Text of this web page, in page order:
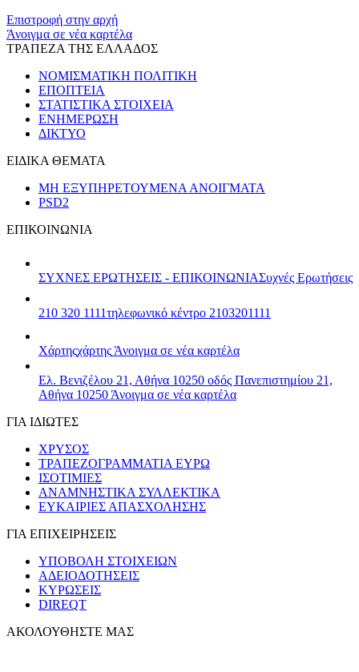
Επιστροφή στην αρχή
Άνοιγμα σε νέα καρτέλα
ΤΡΑΠΕΖΑ ΤΗΣ ΕΛΛΑΔΟΣ
ΝΟΜΙΣΜΑΤΙΚΗ ΠΟΛΙΤΙΚΗ
ΕΠΟΠΤΕΙΑ
ΣΤΑΤΙΣΤΙΚΑ ΣΤΟΙΧΕΙΑ
ΕΝΗΜΕΡΩΣΗ
ΔΙΚΤΥΟ
ΕΙΔΙΚΑ ΘΕΜΑΤΑ
ΜΗ ΕΞΥΠΗΡΕΤΟΥΜΕΝΑ ΑΝΟΙΓΜΑΤΑ
PSD2
ΕΠΙΚΟΙΝΩΝΙΑ
ΣΥΧΝΕΣ ΕΡΩΤΗΣΕΙΣ - ΕΠΙΚΟΙΝΩΝΙΑΣυχνές Ερωτήσεις
210 320 1111τηλεφωνικό κέντρο 2103201111
Χάρτηςχάρτης Άνοιγμα σε νέα καρτέλα
Ελ. Βενιζέλου 21, Αθήνα 10250 οδός Πανεπιστημίου 21,
Αθήνα 10250 Άνοιγμα σε νέα καρτέλα
ΓΙΑ ΙΔΙΩΤΕΣ
ΧΡΥΣΟΣ
ΤΡΑΠΕΖΟΓΡΑΜΜΑΤΙΑ ΕΥΡΩ
ΙΣΟΤΙΜΙΕΣ
ΑΝΑΜΝΗΣΤΙΚΑ ΣΥΛΛΕΚΤΙΚΑ
ΕΥΚΑΙΡΙΕΣ ΑΠΑΣΧΟΛΗΣΗΣ
ΓΙΑ ΕΠΙΧΕΙΡΗΣΕΙΣ
ΥΠΟΒΟΛΗ ΣΤΟΙΧΕΙΩΝ
ΑΔΕΙΟΔΟΤΗΣΕΙΣ
ΚΥΡΩΣΕΙΣ
DIREQT
ΑΚΟΛΟΥΘΗΣΤΕ ΜΑΣ